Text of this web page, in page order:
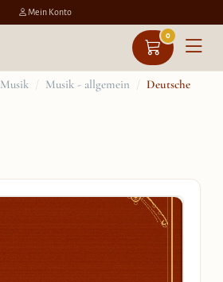
Mein Konto
0
Musik / Musik - allgemein / Deutsche